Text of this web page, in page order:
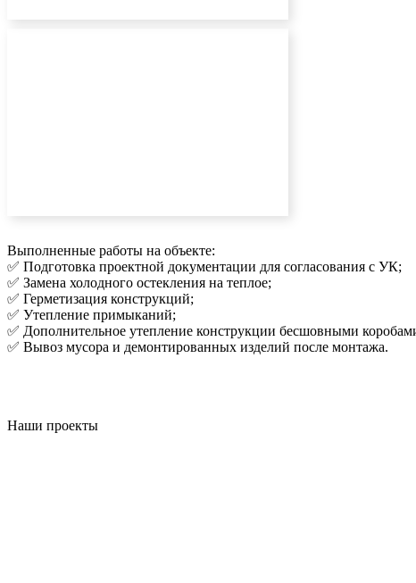
Выполненные работы на объекте:
✅ Подготовка проектной документации для согласования с УК;
✅ Замена холодного остекления на теплое;
✅ Герметизация конструкций;
✅ Утепление примыканий;
✅ Дополнительное утепление конструкции бесшовными
✅ Вывоз мусора и демонтированных изделий после монтажа.
Наши проекты